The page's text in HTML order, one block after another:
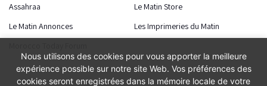
Assahraa
Le Matin Store
Le Matin Annonces
Les Imprimeries du Matin
Nous utilisons des cookies pour vous apporter la meilleure
expérience possible sur notre site Web. Vos préférences des
cookies seront enregistrées dans la mémoire locale de votre